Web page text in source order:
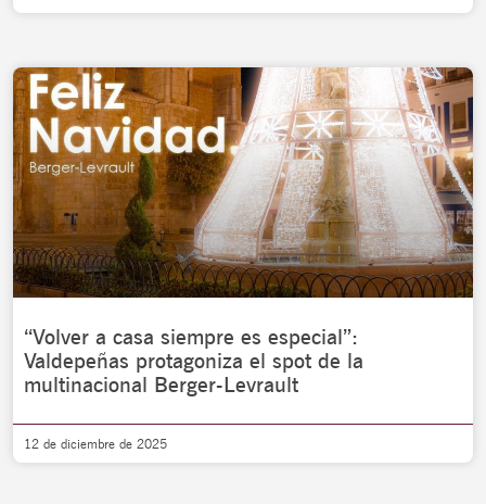
“Volver a casa siempre es especial”:
Valdepeñas protagoniza el spot de la
multinacional Berger-Levrault
12 de diciembre de 2025